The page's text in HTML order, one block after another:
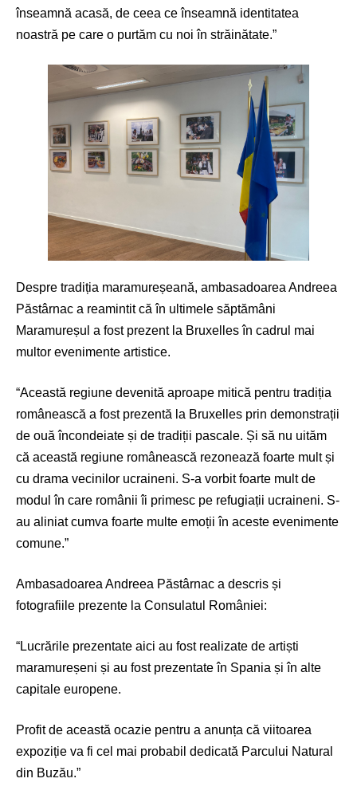
înseamnă acasă, de ceea ce înseamnă identitatea
noastră pe care o purtăm cu noi în străinătate.”
Despre tradiția maramureșeană, ambasadoarea Andreea
Păstârnac a reamintit că în ultimele săptămâni
Maramureșul a fost prezent la Bruxelles în cadrul mai
multor evenimente artistice.
“Această regiune devenită aproape mitică pentru tradiția
românească a fost prezentă la Bruxelles prin demonstrații
de ouă încondeiate și de tradiții pascale. Și să nu uităm
că această regiune românească rezonează foarte mult și
cu drama vecinilor ucraineni. S-a vorbit foarte mult de
modul în care românii îi primesc pe refugiații ucraineni. S-
au aliniat cumva foarte multe emoții în aceste evenimente
comune.”
Ambasadoarea Andreea Păstârnac a descris și
fotografiile prezente la Consulatul României:
“Lucrările prezentate aici au fost realizate de artiști
maramureșeni și au fost prezentate în Spania și în alte
capitale europene.
Profit de această ocazie pentru a anunța că viitoarea
expoziție va fi cel mai probabil dedicată Parcului Natural
din Buzău.”